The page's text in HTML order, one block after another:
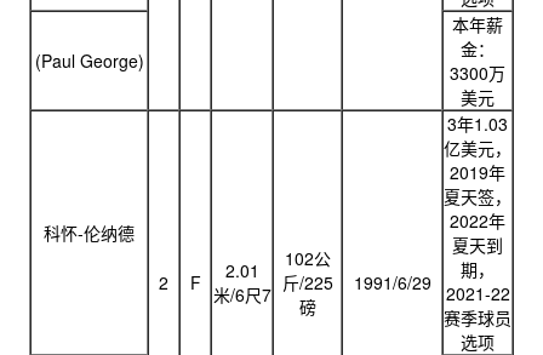
(Paul George)
本年薪
金：
3300万
美元
科怀-伦纳德
2 F
2.01
米/6尺7
102公
斤/225
磅
1991/6/29
3年1.03
亿美元，
2019年
夏天签，
2022年
夏天到
期，
2021-22
赛季球员
选项